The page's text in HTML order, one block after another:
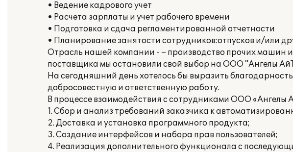
• Ведение кадрового учет
• Расчета зарплаты и учет рабочего времени
• Подготовка и сдача регламентированной отчетности
• Планирование занятости сотрудников:отпусков и/или
Отрасль нашей компании - – производство прочих машин
поставщика мы остановили свой выбор на ООО "Ангелы
На сегодняшний день хотелось бы выразить
добросовестную и ответственную работу.
В процессе взаимодействия с сотрудниками ООО
1. Сбор и анализ требований заказчика к
2. Доставка и установка программного продукта;
3. Создание интерфейсов и набора прав пользователей;
4. Реализация дополнительного функционала с